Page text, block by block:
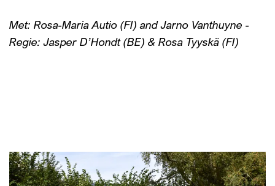
Met: Rosa-Maria Autio (FI) and Jarno Vanthuyne -
Regie: Jasper D’Hondt (BE) & Rosa Tyyskä (FI)